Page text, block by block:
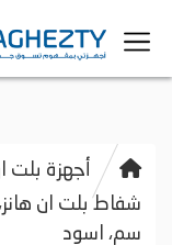
أجهزة بلت
سم، اسود